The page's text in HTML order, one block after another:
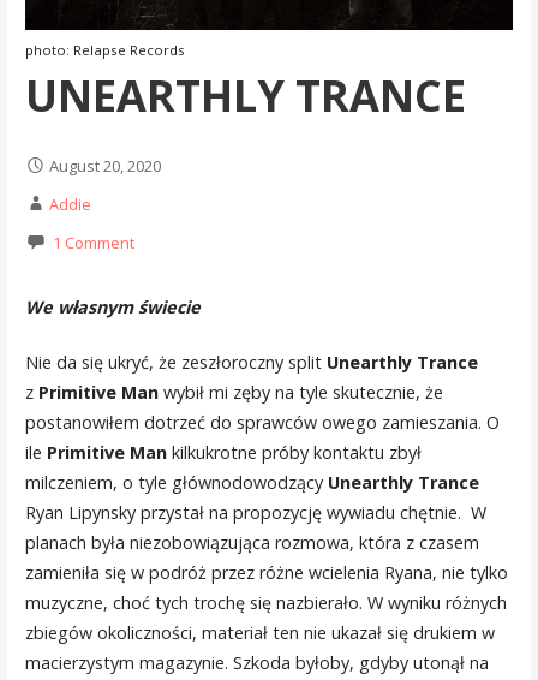
photo: Relapse Records
UNEARTHLY TRANCE
August 20, 2020
Addie
1 Comment
We własnym świecie
Nie da się ukryć, że zeszłoroczny split Unearthly Trance
z Primitive Manwybił mi zęby na tyle skutecznie, że
postanowiłem dotrzeć do sprawców owego zamieszania. O
ile Primitive Mankilkukrotne próby kontaktu zbył
milczeniem, o tyle głównodowodzący Unearthly Trance
Ryan Lipynsky przystał na propozycję wywiadu chętnie. W
planach była niezobowiązująca rozmowa, która z czasem
zamieniła się w podróż przez różne wcielenia Ryana, nie tylko
muzyczne, choć tych trochę się nazbierało. W wyniku różnych
zbiegów okoliczności, materiał ten nie ukazał się drukiem w
macierzystym magazynie. Szkoda byłoby, gdyby utonął na